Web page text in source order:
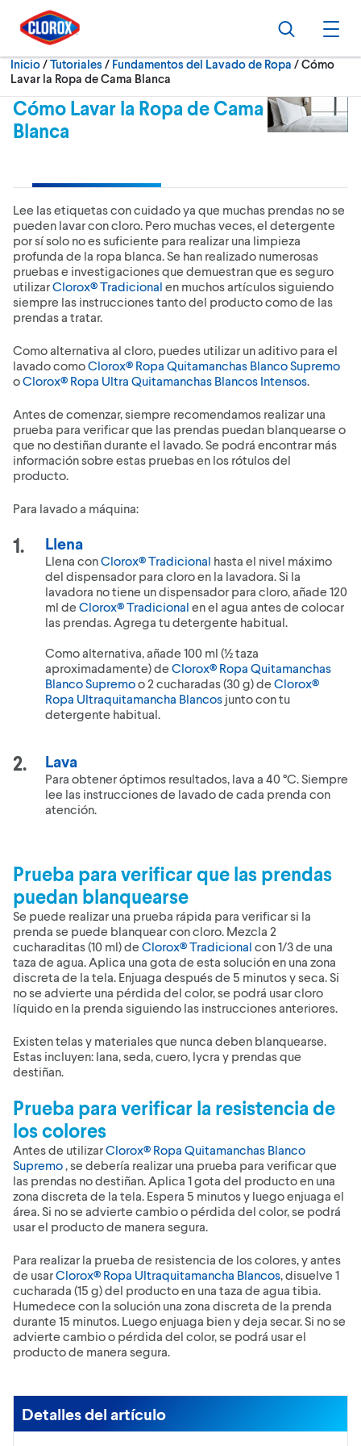
Ir al Menú principal
Ir a Contenido
Ir al Pie de página
Buscar
Inicio/Tutoriales Fundamentos del Lavado de Ropa
Cómo
Lavar la Ropa de Cama Blanca
Cómo Lavar la Ropa de Cama
Blanca
Lee las etiquetas con cuidado ya que muchas prendas no se
pueden lavar con cloro. Pero muchas veces, el detergente
por sí solo no es suficiente para realizar una limpieza
profunda de la ropa blanca. Se han realizado numerosas
pruebas e investigaciones que demuestran que es seguro
utilizarClorox® Tradicional en muchos artículos siguiendo
siempre las instrucciones tanto del producto como de las
prendas a tratar.
Como alternativa al cloro, puedes utilizar un aditivo para el
lavado comoClorox® Ropa Quitamanchas Blanco Supremo
oClorox® Ropa Ultra Quitamanchas Blancos Intensos.
Antes de comenzar, siempre recomendamos realizar una
prueba para verificar que las prendas puedan blanquearse o
que no destiñan durante el lavado. Se podrá encontrar más
información sobre estas pruebas en los rótulos del
producto.
Para lavado a máquina:
Llena
Llena conClorox® Tradicional hasta el nivel máximo
del dispensador para cloro en la lavadora. Si la
lavadora no tiene un dispensador para cloro, añade 120
ml de Clorox® Tradicional en el agua antes de colocar
las prendas. Agrega tu detergente habitual.
Como alternativa, añade 100 ml (½ taza
aproximadamente) de Clorox® Ropa Quitamanchas
Blanco Supremoo 2 cucharadas (30 g) de Clorox®
Ropa Ultraquitamancha Blancos junto con tu
detergente habitual.
Lava
Para obtener óptimos resultados, lava a 40 °C. Siempre
lee las instrucciones de lavado de cada prenda con
atención.
Prueba para verificar que las prendas
puedan blanquearse
Se puede realizar una prueba rápida para verificar si la
prenda se puede blanquear con cloro. Mezcla 2
cucharaditas (10 ml) de Clorox® Tradicional con 1/3 de una
taza de agua. Aplica una gota de esta solución en una zona
discreta de la tela. Enjuaga después de 5 minutos y seca. Si
no se advierte una pérdida del color, se podrá usar cloro
líquido en la prenda siguiendo las instrucciones anteriores.
Existen telas y materiales que nunca deben blanquearse.
Estas incluyen: lana, seda, cuero, lycra y prendas que
destiñan.
Prueba para verificar la resistencia de
los colores
Antes de utilizarClorox® Ropa Quitamanchas Blanco
Supremo, se debería realizar una prueba para verificar que
las prendas no destiñan. Aplica 1 gota del producto en una
zona discreta de la tela. Espera 5 minutos y luego enjuaga el
área. Si no se advierte cambio o pérdida del color, se podrá
usar el producto de manera segura.
Para realizar la prueba de resistencia de los colores, y antes
de usarClorox® Ropa Ultraquitamancha Blancos, disuelve 1
cucharada (15 g) del producto en una taza de agua tibia.
Humedece con la solución una zona discreta de la prenda
durante 15 minutos. Luego enjuaga bien y deja secar. Si no se
advierte cambio o pérdida del color, se podrá usar el
producto de manera segura.
Detalles del artículo